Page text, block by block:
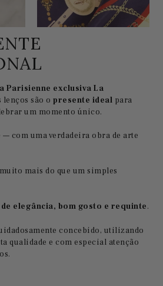
Parisienne exclusiva La
lenços são opresente ideal para
um momento único.
com uma verdadeira obra de arte
mais do que um simples
elegância, bom gosto e requinte.
concebido, utilizando
qualidade e com especial atenção